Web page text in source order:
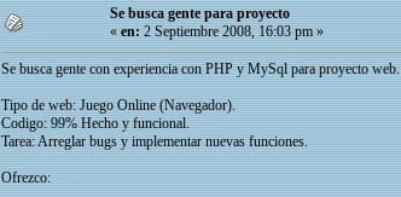
Se busca gente para proyecto
«en:2 Septiembre 2008, 16:03 pm »
Se busca gente con experiencia con PHP y MySql para proyecto web.
Tipo de web: Juego Online (Navegador).
Codigo: 99% Hecho y funcional.
Tarea: Arreglar bugs y implementar nuevas funciones.
Ofrezco: